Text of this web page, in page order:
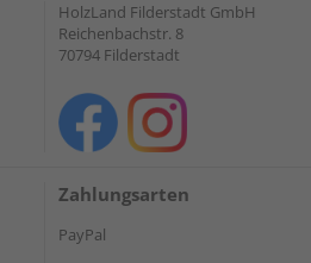
HolzLand Filderstadt GmbH
Reichenbachstr. 8
70794 Filderstadt
Zahlungsarten
PayPal